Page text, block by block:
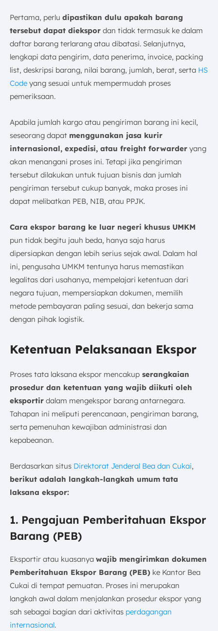
Pertama, perlu dipastikan dulu apakah barang
tersebut dapat diekspor dan tidak termasuk ke dalam
daftar barang terlarang atau dibatasi. Selanjutnya,
lengkapi data pengirim, data penerima, invoice, packing
list, deskripsi barang, nilai barang, jumlah, berat, serta HS
Code yang sesuai untuk mempermudah proses
pemeriksaan.
Apabila jumlah kargo atau pengiriman barang ini kecil,
seseorang dapat menggunakan jasa kurir
internasional, expedisi, atau freight forwarder yang
akan menangani proses ini. Tetapi jika pengiriman
tersebut dilakukan untuk tujuan bisnis dan jumlah
pengiriman tersebut cukup banyak, maka proses ini
dapat melibatkan PEB, NIB, atau PPJK.
Cara ekspor barang ke luar negeri khusus UMKM
pun tidak begitu jauh beda, hanya saja harus
dipersiapkan dengan lebih serius sejak awal. Dalam hal
ini, pengusaha UMKM tentunya harus memastikan
legalitas dari usahanya, mempelajari ketentuan dari
negara tujuan, mempersiapkan dokumen, memilih
metode pembayaran paling sesuai, dan bekerja sama
dengan pihak logistik.
Ketentuan Pelaksanaan Ekspor
Proses tata laksana ekspor mencakup serangkaian
prosedur dan ketentuan yang wajib diikuti oleh
eksportir dalam mengekspor barang antarnegara.
Tahapan ini meliputi perencanaan, pengiriman barang,
serta pemenuhan kewajiban administrasi dan
kepabeanan.
Berdasarkan situs Direktorat Jenderal Bea dan Cukai,
berikut adalah langkah-langkah umum tata
laksana ekspor:
1. Pengajuan Pemberitahuan Ekspor
Barang (PEB)
Eksportir atau kuasanya wajib mengirimkan dokumen
Pemberitahuan Ekspor Barang (PEB) ke Kantor Bea
Cukai di tempat pemuatan. Proses ini merupakan
langkah awal dalam menjalankan prosedur ekspor yang
sah sebagai bagian dari aktivitas perdagangan
internasional.